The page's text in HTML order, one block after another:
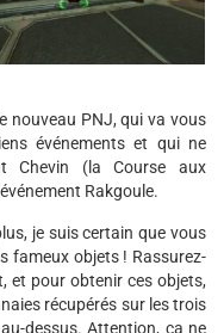
nouveau PNJ, qui va vous
événements et qui ne
Chevin (la Course aux
Rakgoule.
je suis certain que vous
fameux objets ! Rassurez-
et pour obtenir ces objets,
récupérés sur les trois
dessus. Attention, ça ne